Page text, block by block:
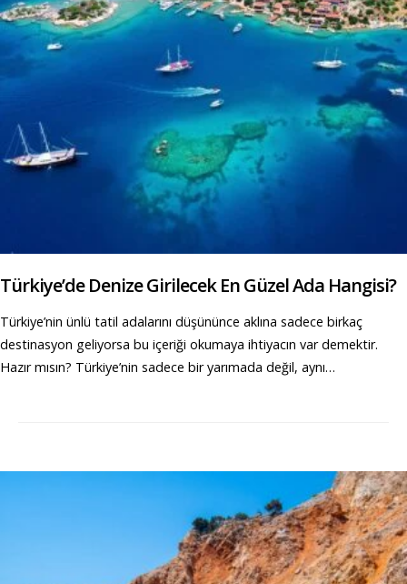
Türkiye’de Denize Girilecek En Güzel Ada Hangisi?
Türkiye’nin ünlü tatil adalarını düşününce aklına sadece birkaç
destinasyon geliyorsa bu içeriği okumaya ihtiyacın var demektir.
Hazır mısın? Türkiye’nin sadece bir yarımada değil, aynı…